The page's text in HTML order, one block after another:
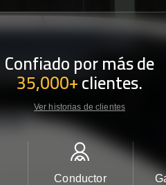
Confiado por más de
35,000+clientes.
Ver historias de clientes
Conductor